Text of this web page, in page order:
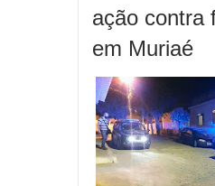
ação contra
em Muriaé